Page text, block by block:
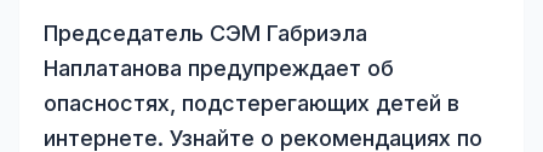
Председатель СЭМ Габриэла
Наплатанова предупреждает об
опасностях, подстерегающих детей в
интернете. Узнайте о рекомендациях по